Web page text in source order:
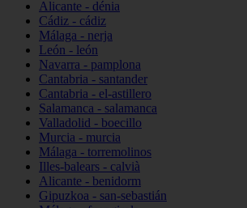
Alicante - dénia
Cádiz - cádiz
Málaga - nerja
León - león
Navarra - pamplona
Cantabria - santander
Cantabria - el-astillero
Salamanca - salamanca
Valladolid - boecillo
Murcia - murcia
Málaga - torremolinos
Illes-balears - calvià
Alicante - benidorm
Gipuzkoa - san-sebastián